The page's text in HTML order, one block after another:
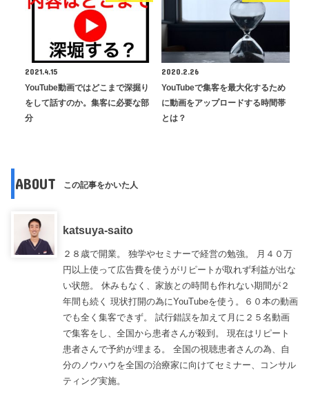
2021.4.15
YouTube動画ではどこまで深掘り
をして話すのか。集客に必要な部
分
2020.2.26
YouTubeで集客を最大化するため
に動画をアップロードする時間帯
とは？
ABOUT この記事をかいた人
katsuya-saito
２８歳で開業。 独学やセミナーで経営の勉強。 月４０万
円以上使って広告費を使うがリピートが取れず利益が出な
い状態。 休みもなく、家族との時間も作れない期間が２
年間も続く 現状打開の為にYouTubeを使う。６０本の動画
でも全く集客できず。 試行錯誤を加えて月に２５名動画
で集客をし、全国から患者さんが殺到。 現在はリピート
患者さんで予約が埋まる。 全国の視聴患者さんの為、自
分のノウハウを全国の治療家に向けてセミナー、コンサル
ティング実施。